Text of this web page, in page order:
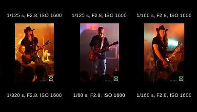
1/125 s, F2.8, ISO 1600 1/125 s, F2.8, ISO 1600 1/160 s, F2.8, ISO 1600
1/320 s, F2.8, ISO 1600 1/60 s, F2.8, ISO 1600 1/160 s, F2.8, ISO 1600